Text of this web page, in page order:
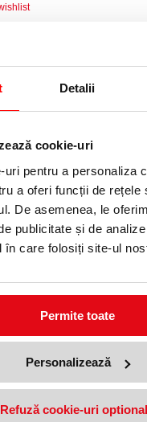
Detalii
cookie-uri
uri pentru a personaliza
a oferi funcții de rețele
De asemenea, le
publicitate și de
în care folosiți site-ul
Permite toate
Personalizează
Refuză cookie-uri
top.
de rezultatele
PRODUSE SIMILARE
A4 100
Hartie IQ
Mondi A4